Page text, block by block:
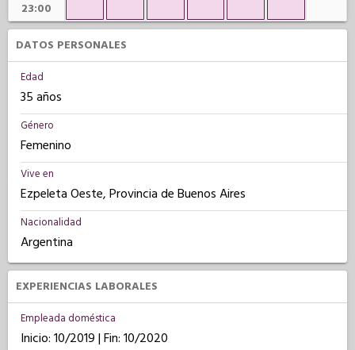
23:00
DATOS PERSONALES
Edad
35 años
Género
Femenino
Vive en
Ezpeleta Oeste, Provincia de Buenos Aires
Nacionalidad
Argentina
EXPERIENCIAS LABORALES
Empleada doméstica
Inicio: 10/2019 | Fin: 10/2020